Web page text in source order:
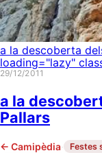
a la descoberta
loading="lazy"
29/12/2011
a la
Pallars
← Camipèdia· Festes